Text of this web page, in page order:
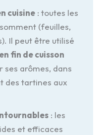
cuisine: toutes les
(feuilles,
Il peut être utilisé
fin de cuisson
ses arômes, dans
des tartines aux
: les
et efficaces